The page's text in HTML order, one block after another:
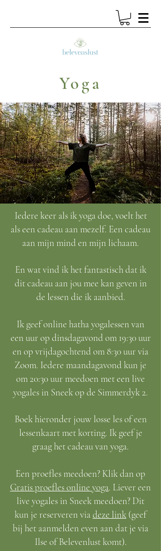
Yoga
Iedere keer als ik yoga doe, voelt het
als een cadeau aan mezelf. Een cadeau
aan mijn mind en mijn lichaam.
En wat vind ik het fantastisch dat ik
dit cadeau aan jou mee kan geven in
de lessen die ik aanbied.
Ik geef online hatha yogalessen van
een uur op dinsdagavond om 19:30 uur
en op vrijdagochtend om 8:30 uur via
Zoom. Iedere maandagavond kun je
om 20:30 uur meedoen met een live
yogales in Sneek op de Simmerdyk 2.
Boek hieronder jouw losse les of een
lessenkaart met korting. Ik geefje
graag het cadeau van yoga.
Een proefles meedoen? Klik dan op
Gratis proefles online yoga. Liever een
live yogales in Sneek meedoen? Dit
kun je reserveren viadeze link (geef
bij het aanmelden even aan dat je via
Ilse of Belevenlust komt).